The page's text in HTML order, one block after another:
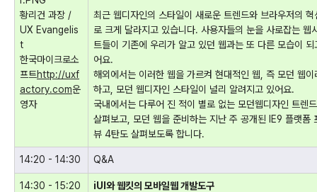
황리건 과장 /
UX Evangelis
t
한국마이크로소
프트http://uxf
actory.com운
영자
최근 웹디자인의 스타일이 새로운 트렌드와 브라우저의 혁
로 크게 달라지고 있습니다. 사용자들의 눈을 사로잡는 웹
트들이 기존에 우리가 알고 있던 웹과는 또 다른 모습이 되
어요.
해외에서는 이러한 웹을 가르켜 현대적인 웹, 즉 모던 웹이
하고, 모던 웹디자인 스타일이 널리 알려지고 있어요.
국내에서는 다루어 진 적이 별로 없는 모던웹디자인 트렌
살펴보고, 모던 웹을 준비하는 지난 주 공개된 IE9 플랫폼
뷰 4탄도 살펴보도록 합니다.
14:20 - 14:30 Q&A
14:30 - 15:20 iUI와 웹킷의 모바일웹 개발도구